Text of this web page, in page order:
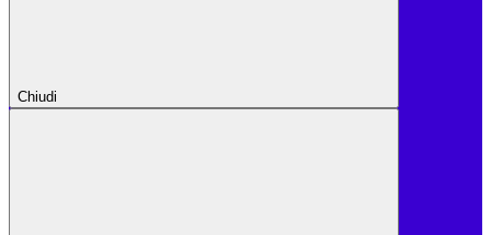
Chiudi